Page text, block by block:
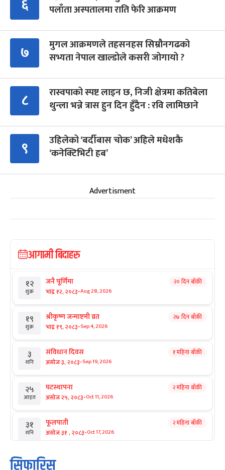
६
पलाँता अस्पतालमा राति फेरि आक्रमण
७
मुगल आक्रमणले तहसनहस सिम्रौनगढको
सभ्यता नेपाल खाल्डोले कसरी जोगायो ?
८
रास्वपाको स्पष्ट लाइन छ, निजी क्षेत्रमा कतिबेला
थुन्ला भन्ने त्रास हुन दिन हुँदैन : रवि लामिछाने
९
उहिलेको ‘बर्दीबास चोक’ अहिले मधेशकै
‘कनेक्टिभिटी हब’
Advertisment
आगामी बिदाहरु
१२
शुक्र
जनै पूर्णिमा
भाद्र १२, २०८३-Aug 28, 2026
२० दिन बाँकी
१९
शुक्र
श्रीकृष्ण जन्माष्टमी व्रत
भाद्र १९, २०८३-Sep 4, 2026
२७ दिन बाँकी
३
शनि
संविधान दिवस
असोज ३, २०८३-Sep 19, 2026
१ महिना बाँकी
२५
आइत
घटस्थापना
असोज २५, २०८३-Oct 11, 2026
२ महिना बाँकी
३१
शनि
फूलपाती
असोज ३१ , २०८३-Oct 17, 2026
२ महिना बाँकी
१
आइत
कार्तिक सङ्क्रान्ति
कार्तिक १, २०८३